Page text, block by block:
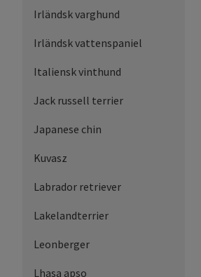
Irländsk varghund
Irländsk vattenspaniel
Italiensk vinthund
Jack russell terrier
Japanese chin
Kuvasz
Labrador retriever
Lakelandterrier
Leonberger
Lhasa apso